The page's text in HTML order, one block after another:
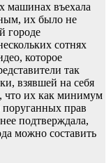
машинах въехала
их было не
городе
сотнях
которое
так
взявшей на себя
что их как минимум
поруганных прав
подтверждала,
можно составить